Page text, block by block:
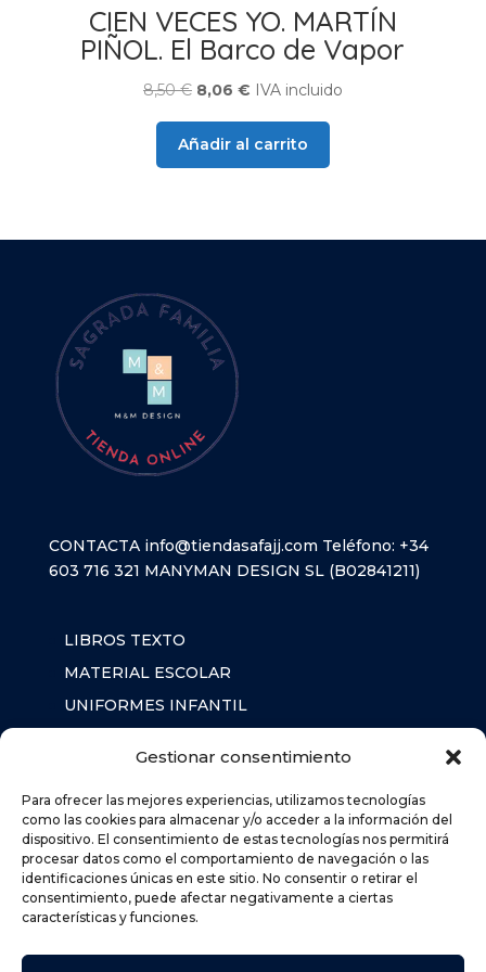
Gestionar consentimiento
Para ofrecer las mejores experiencias, utilizamos tecnologías
como las cookies para almacenar y/o acceder a la información del
dispositivo. El consentimiento de estas tecnologías nos permitirá
procesar datos como el comportamiento de navegación o las
identificaciones únicas en este sitio. No consentir o retirar el
consentimiento, puede afectar negativamente a ciertas
características y funciones.
CIEN VECES YO. MARTÍN
PIÑOL. El Barco de Vapor
8,50€ El
original
era:
8,06 €El
actual
es:
IVA incluido
Añadir al carrito
CONTACTA info@tiendasafajj.com Teléfono: +34
603 716 321 MANYMAN DESIGN SL (B02841211)
LIBROS TEXTO
MATERIAL ESCOLAR
UNIFORMES INFANTIL
AVISO LEGAL
POLÍTICA DE PRIVACIDAD
POLÍTICA DE COOKIES (UE)